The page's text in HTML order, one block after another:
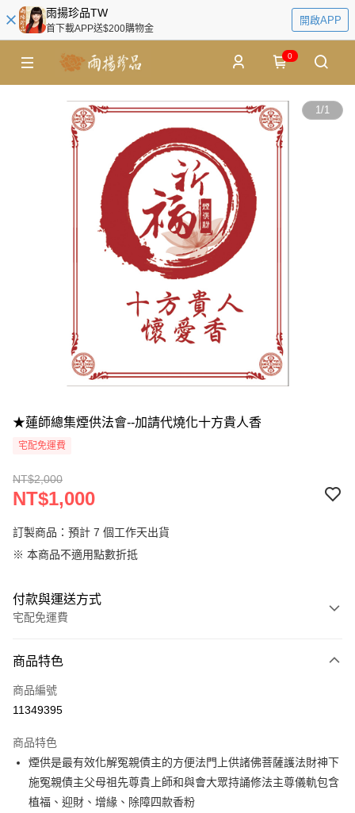
雨揚珍品TW
首下載APP送$200購物金
開啟APP
0
1/1
★蓮師總集煙供法會--加請代燒化十方貴人香
宅配免運費
NT$2,000
NT$1,000
訂製商品：預計 7 個工作天出貨
※ 本商品不適用點數折抵
付款與運送方式
宅配免運費
信用卡一次付款
LINE Pay
街口支付
悠遊付
商品特色
商品編號
11349395
商品特色
煙供是最有效化解冤親債主的方便法門上供諸佛菩薩護法財神下
施冤親債主父母祖先尊貴上師和與會大眾持誦修法主尊儀軌包含
植福、迎財、增緣、除障四款香粉